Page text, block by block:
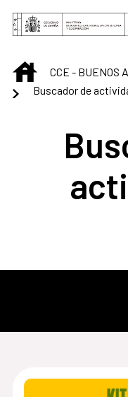
Saltar al contenido
INICIOCCE - BUENOS
Buscador de